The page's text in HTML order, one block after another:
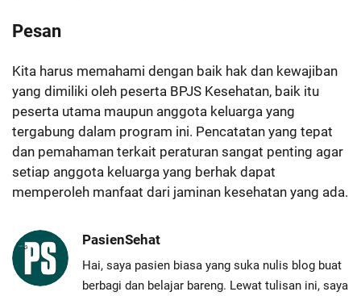
Pesan
Kita harus memahami dengan baik hak dan kewajiban
yang dimiliki oleh peserta BPJS Kesehatan, baik itu
peserta utama maupun anggota keluarga yang
tergabung dalam program ini. Pencatatan yang tepat
dan pemahaman terkait peraturan sangat penting agar
setiap anggota keluarga yang berhak dapat
memperoleh manfaat dari jaminan kesehatan yang ada.
PasienSehat
Hai, saya pasien biasa yang suka nulis blog buat
berbagi dan belajar bareng. Lewat tulisan ini, saya